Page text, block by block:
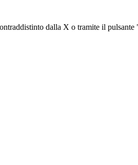
dalla X o tramite il